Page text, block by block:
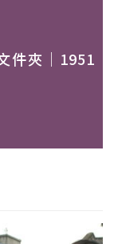
件夾｜1951